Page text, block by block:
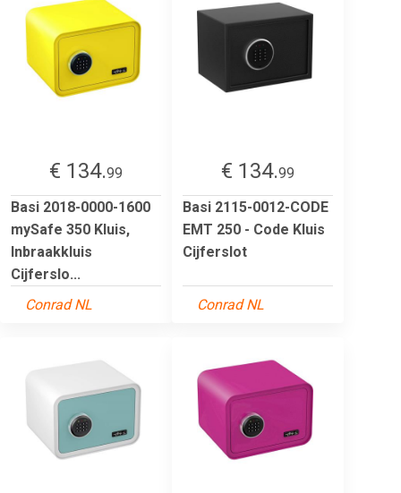
€ 134.99
Basi 2018-0000-1600
mySafe 350 Kluis,
Inbraakkluis
Cijferslo...
Conrad NL
€ 134.99
Basi 2115-0012-CODE
EMT 250 - Code Kluis
Cijferslot
Conrad NL